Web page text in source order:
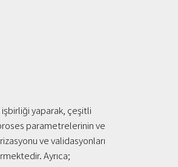
yaparak, çeşitli
parametrelerinin ve
ve validasyonları
Ayrıca;